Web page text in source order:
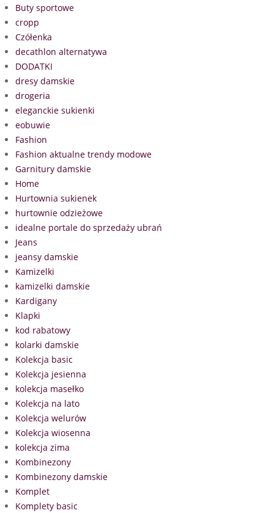
Buty sportowe
cropp
Czółenka
decathlon alternatywa
DODATKI
dresy damskie
drogeria
eleganckie sukienki
eobuwie
Fashion
Fashion aktualne trendy modowe
Garnitury damskie
Home
Hurtownia sukienek
hurtownie odzieżowe
idealne portale do sprzedaży ubrań
Jeans
jeansy damskie
Kamizelki
kamizelki damskie
Kardigany
Klapki
kod rabatowy
kolarki damskie
Kolekcja basic
Kolekcja jesienna
kolekcja masełko
Kolekcja na lato
Kolekcja welurów
Kolekcja wiosenna
kolekcja zima
Kombinezony
Kombinezony damskie
Komplet
Komplety basic